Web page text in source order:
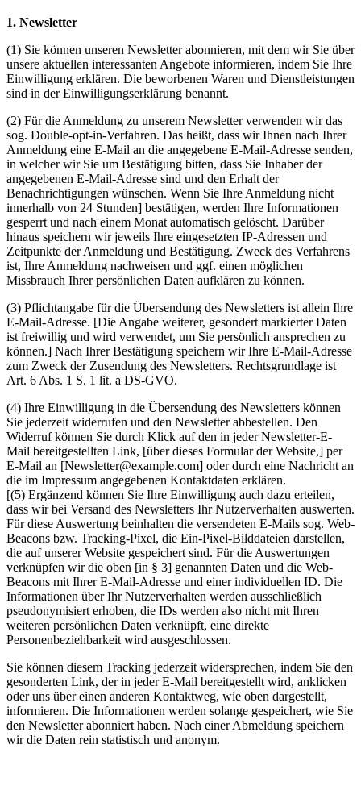
1. Newsletter
(1) Sie können unseren Newsletter abonnieren, mit dem wir Sie über
unsere aktuellen interessanten Angebote informieren, indem Sie Ihre
Einwilligung erklären. Die beworbenen Waren und Dienstleistungen
sind in der Einwilligungserklärung benannt.
(2) Für die Anmeldung zu unserem Newsletter verwenden wir das
sog. Double-opt-in-Verfahren. Das heißt, dass wir Ihnen nach Ihrer
Anmeldung eine E-Mail an die angegebene E-Mail-Adresse senden,
in welcher wir Sie um Bestätigung bitten, dass Sie Inhaber der
angegebenen E-Mail-Adresse sind und den Erhalt der
Benachrichtigungen wünschen. Wenn Sie Ihre Anmeldung nicht
innerhalb von 24 Stunden] bestätigen, werden Ihre Informationen
gesperrt und nach einem Monat automatisch gelöscht. Darüber
hinaus speichern wir jeweils Ihre eingesetzten IP-Adressen und
Zeitpunkte der Anmeldung und Bestätigung. Zweck des Verfahrens
ist, Ihre Anmeldung nachweisen und ggf. einen möglichen
Missbrauch Ihrer persönlichen Daten aufklären zu können.
(3) Pflichtangabe für die Übersendung des Newsletters ist allein Ihre
E-Mail-Adresse. [Die Angabe weiterer, gesondert markierter Daten
ist freiwillig und wird verwendet, um Sie persönlich ansprechen zu
können.] Nach Ihrer Bestätigung speichern wir Ihre E-Mail-Adresse
zum Zweck der Zusendung des Newsletters. Rechtsgrundlage ist
Art. 6 Abs. 1 S. 1 lit. a DS-GVO.
(4) Ihre Einwilligung in die Übersendung des Newsletters können
Sie jederzeit widerrufen und den Newsletter abbestellen. Den
Widerruf können Sie durch Klick auf den in jeder Newsletter-E-
Mail bereitgestellten Link, [über dieses Formular der Website,] per
E-Mail an [Newsletter@example.com] oder durch eine Nachricht an
die im Impressum angegebenen Kontaktdaten erklären.
[(5) Ergänzend können Sie Ihre Einwilligung auch dazu erteilen,
dass wir bei Versand des Newsletters Ihr Nutzerverhalten auswerten.
Für diese Auswertung beinhalten die versendeten E-Mails sog. Web-
Beacons bzw. Tracking-Pixel, die Ein-Pixel-Bilddateien darstellen,
die auf unserer Website gespeichert sind. Für die Auswertungen
verknüpfen wir die oben [in § 3] genannten Daten und die Web-
Beacons mit Ihrer E-Mail-Adresse und einer individuellen ID. Die
Informationen über Ihr Nutzerverhalten werden ausschließlich
pseudonymisiert erhoben, die IDs werden also nicht mit Ihren
weiteren persönlichen Daten verknüpft, eine direkte
Personenbeziehbarkeit wird ausgeschlossen.
Sie können diesem Tracking jederzeit widersprechen, indem Sie den
gesonderten Link, der in jeder E-Mail bereitgestellt wird, anklicken
oder uns über einen anderen Kontaktweg, wie oben dargestellt,
informieren. Die Informationen werden solange gespeichert, wie Sie
den Newsletter abonniert haben. Nach einer Abmeldung speichern
wir die Daten rein statistisch und anonym.